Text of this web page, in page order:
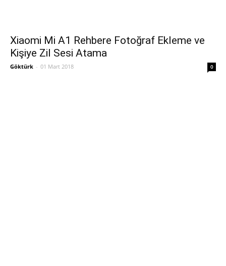
Xiaomi Mi A1 Rehbere Fotoğraf Ekleme ve
Kişiye Zil Sesi Atama
Göktürk - 01 Mart 2018 0